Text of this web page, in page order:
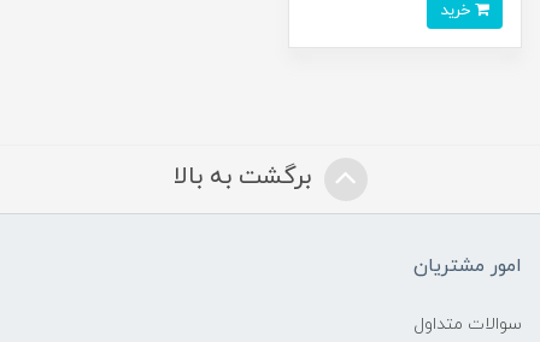
برگشت به بالا
امور مشتریان
سوالات متداول